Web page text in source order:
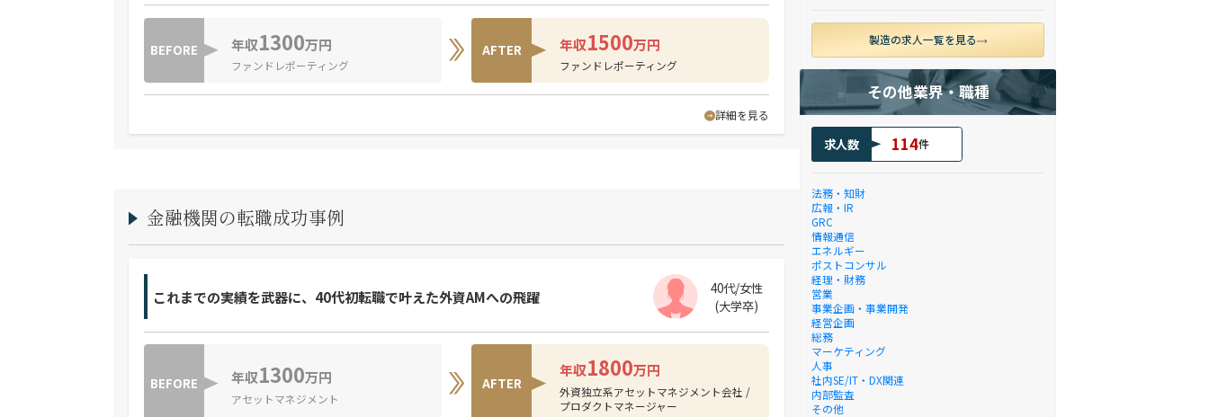
BEFORE 年収1300万円
ファンドレポーティング
AFTER 年収1500万円
ファンドレポーティング
詳細を見る
金融機関の転職成功事例
これまでの実績を武器に、40代初転職で叶えた外資AMへの飛躍
40代/女性
(大学卒)
BEFORE 年収1300万円
アセットマネジメント
AFTER
年収1800万円
外資独立系アセットマネジメント会社 /
プロダクトマネージャー
製造の求人一覧を見る
その他業界・職種
求人数 114件
法務・知財
広報・IR
GRC
情報通信
エネルギー
ポストコンサル
経理・財務
営業
事業企画・事業開発
経営企画
総務
マーケティング
人事
社内SE/IT・DX関連
内部監査
その他